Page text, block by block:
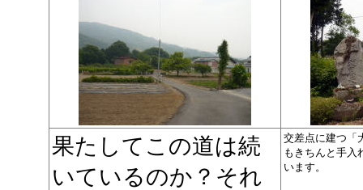
果たしてこの道は続
いているのか？それ
交差点に建つ「
もきちんと手入
います。